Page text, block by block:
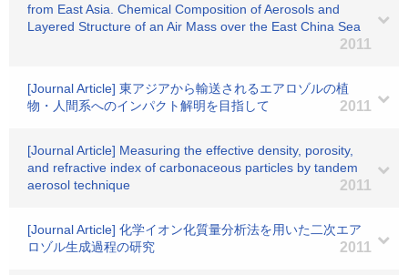
from East Asia. Chemical Composition of Aerosols and
Layered Structure of an Air Mass over the East China Sea
2011
[Journal Article] 東アジアから輸送されるエアロゾルの植
物・人間系へのインパクト解明を目指して
2011
[Journal Article] Measuring the effective density, porosity,
and refractive index of carbonaceous particles by tandem
aerosol technique
2011
[Journal Article] 化学イオン化質量分析法を用いた二次エア
ロゾル生成過程の研究
2011